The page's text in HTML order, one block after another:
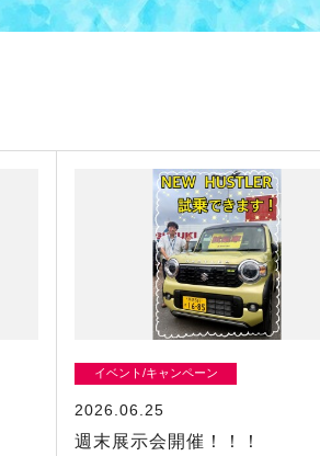
イベント/キャンペーン
2026.06.25
週末展示会開催！！！